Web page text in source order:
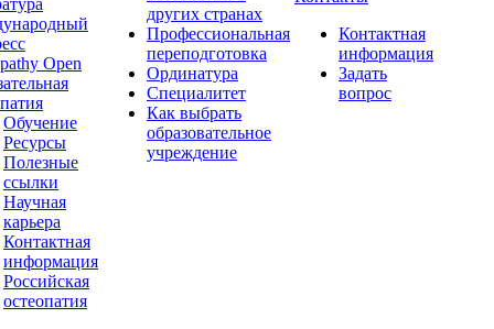
Open
Обучение
Ресурсы
Полезные
ссылки
Научная
карьера
Контактная
информация
Российская
остеопатия
других странах
Профессиональная
переподготовка
Ординатура
Специалитет
Как выбрать
образовательное
учреждение
Контактная
информация
Задать
вопрос